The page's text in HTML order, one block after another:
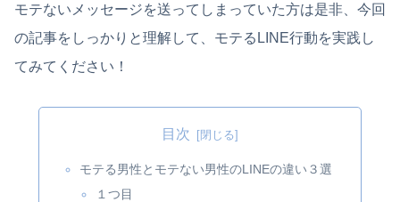
モテないメッセージを送ってしまっていた方は是非、今回
の記事をしっかりと理解して、モテるLINE行動を実践し
てみてください！
目次
モテる男性とモテない男性のLINEの違い３選
１つ目